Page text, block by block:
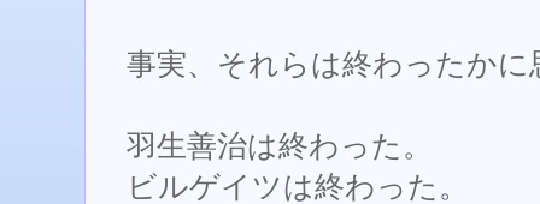
事実、それらは終わったかに
羽生善治は終わった。
ビルゲイツは終わった。